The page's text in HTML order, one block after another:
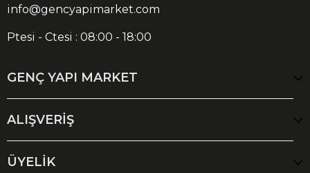
info@gencyapimarket.com
Ptesi - Ctesi : 08:00 - 18:00
GENÇ YAPI MARKET
ALIŞVERİŞ
ÜYELİK